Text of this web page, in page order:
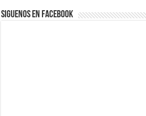
Siguenos en Facebook